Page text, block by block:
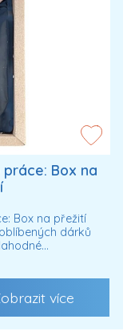
Box na
Box na přežití
dárků
více